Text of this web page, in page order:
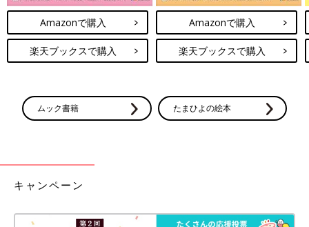
Amazonで購入
楽天ブックスで購入
Amazonで購入
楽天ブックスで購入
ムック書籍 たまひよの絵本
キャンペーン